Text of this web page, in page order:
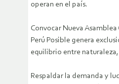
operan en el país.
Convocar Nueva
Perú Posible genera
equilibrio entre
Respaldar la demanda y